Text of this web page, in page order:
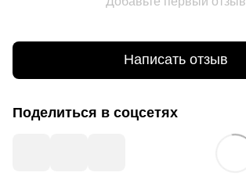
Написать отзыв
Поделиться в соцсетях